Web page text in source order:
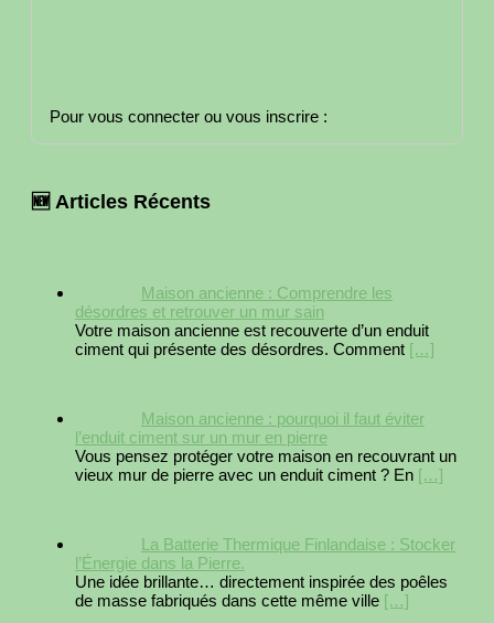
Pour vous connecter ou vous inscrire :
🆕 Articles Récents
Maison ancienne : Comprendre les
désordres et retrouver un mur sain
Votre maison ancienne est recouverte d’un enduit
ciment qui présente des désordres. Comment […]
Maison ancienne : pourquoi il faut éviter
l’enduit ciment sur un mur en pierre
Vous pensez protéger votre maison en recouvrant un
vieux mur de pierre avec un enduit ciment ? En […]
La Batterie Thermique Finlandaise : Stocker
l’Énergie dans la Pierre.
Une idée brillante… directement inspirée des poêles
de masse fabriqués dans cette même ville […]